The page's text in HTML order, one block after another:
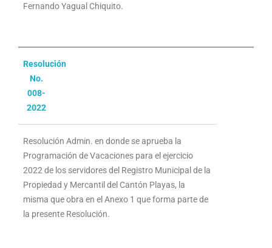
Fernando Yagual Chiquito.
Resolución
No.
008-
2022
Resolución Admin. en donde se aprueba la
Programación de Vacaciones para el ejercicio
2022 de los servidores del Registro Municipal de la
Propiedad y Mercantil del Cantón Playas, la
misma que obra en el Anexo 1 que forma parte de
la presente Resolución.